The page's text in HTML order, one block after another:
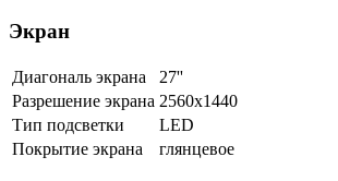
Экран
Диагональ экрана
27''
Разрешение экрана 2560x1440
Тип подсветки
LED
Покрытие экрана
глянцевое